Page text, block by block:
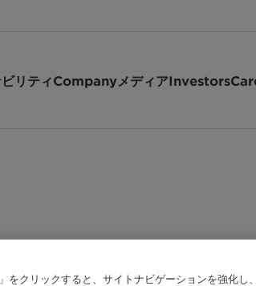
リティCompanyメディアInvestors
をクリックすると、サイトナビゲーションを強化し